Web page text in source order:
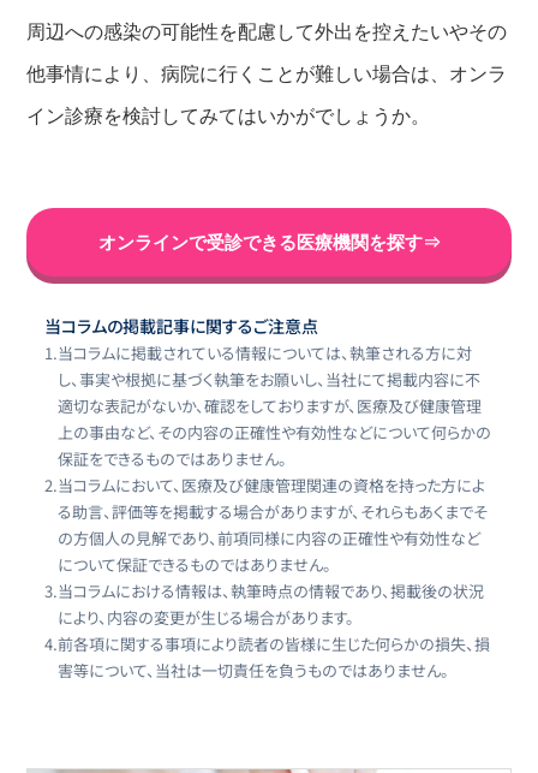
周辺への感染の可能性を配慮して外出を控えたいやその
他事情により、病院に行くことが難しい場合は、オンラ
イン診療を検討してみてはいかがでしょうか。
オンラインで受診できる医療機関を探す⇒
当コラムの掲載記事に関するご注意点
1.当コラムに掲載されている情報については、執筆される方に対
し、事実や根拠に基づく執筆をお願いし、当社にて掲載内容に不
適切な表記がないか、確認をしておりますが、医療及び健康管理
上の事由など、その内容の正確性や有効性などについて何らかの
保証をできるものではありません。
2.当コラムにおいて、医療及び健康管理関連の資格を持った方によ
る助言、評価等を掲載する場合がありますが、それらもあくまでそ
の方個人の見解であり、前項同様に内容の正確性や有効性など
について保証できるものではありません。
3.当コラムにおける情報は、執筆時点の情報であり、掲載後の状況
により、内容の変更が生じる場合があります。
4.前各項に関する事項により読者の皆様に生じた何らかの損失、損
害等について、当社は一切責任を負うものではありません。